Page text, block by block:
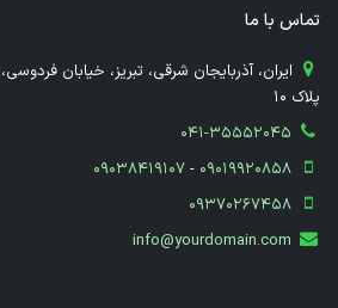
تماس با ما
ایران، آذربایجان شرقی، تبریز، خیابان
پلاک 10
041-35552045
09038419107-09019920858
09370267458
info@yourdomain.com